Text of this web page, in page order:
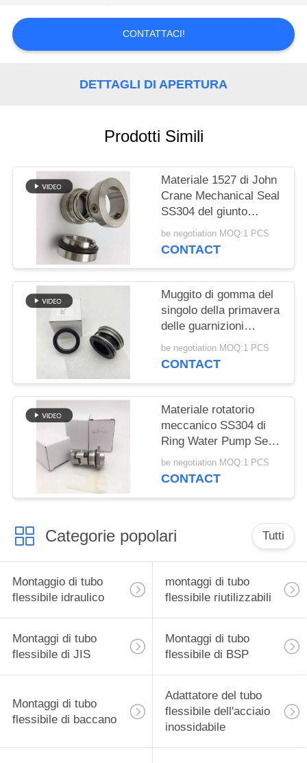
CITAZIONE
POLICY
CONTATTACI!
DETTAGLI DI APERTURA
Prodotti Simili
Materiale 1527 di John
Crane Mechanical Seal
SS304 del giunto
circolare di riparazione
be negotiation MOQ:1 PCS
CONTACT
Muggito di gomma del
singolo della primavera
delle guarnizioni
meccaniche doppio
fronte dell'estremità
be negotiation MOQ:1 PCS
CONTACT
Materiale rotatorio
meccanico SS304 di
Ring Water Pump Seal
12mm
be negotiation MOQ:1 PCS
CONTACT
Categorie popolari Tutti
Montaggio di tubo
flessibile idraulico
montaggi di tubo
flessibile riutilizzabili
Montaggi di tubo
flessibile di JIS
Montaggi di tubo
flessibile di BSP
Montaggi di tubo
flessibile di baccano
Adattatore del tubo
flessibile dell'acciaio
inossidabile